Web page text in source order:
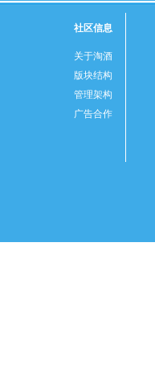
社区信息
关于淘酒
版块结构
管理架构
广告合作